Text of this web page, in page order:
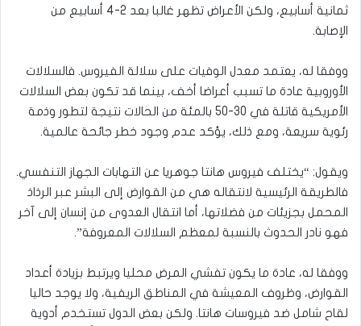
ثمانية أسابيع، ولكن الأعراض تظهر غالبا بعد 2-4 أسابيع من
الإصابة.
ووفقا له، يعتمد معدل الوفيات على سلالة الفيروس. فالسلالات
الأوروبية عادة ما تسبب أعراضا أخف، بينما قد تكون بعض السلالات
الأمريكية قاتلة في 30-50 بالمئة من الحالات نتيجة لتطور وذمة
رئوية سريعة، ومع ذلك، يؤكد عدم وجود خطر جائحة عالمية.
ويقول: “يختلف فيروس هانتا جوهريا عن التهابات الجهاز التنفسي.
فالطريقة الرئيسية لانتقاله هي من القوارض إلى البشر عبر الرذاذ
المحمل بجزيئات من فضلاتها، أما انتقال العدوى من إنسان إلى آخر
فهو نادر الحدوث بالنسبة لمعظم السلالات المعروفة”.
ووفقا له، عادة ما يكون تفشي المرض محليا ويرتبط بزيادة أعداد
القوارض، وظروف المعيشة في المناطق الريفية، ولا يوجد حاليا
لقاح شامل ضد فيروسات هانتا. ولكن بعض الدول تستخدم أدوية